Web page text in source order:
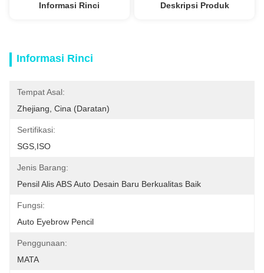
Informasi Rinci Deskripsi Produk
Informasi Rinci
Tempat Asal:
Zhejiang, Cina (daratan)
Sertifikasi:
SGS,ISO
Jenis Barang:
Pensil Alis ABS Auto Desain Baru Berkualitas Baik
Fungsi:
Auto Eyebrow Pencil
Penggunaan:
MATA